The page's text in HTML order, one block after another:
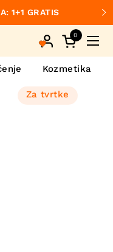
1+1 GRATIS
Otvori
0
Kozmetika
Za tvrtke